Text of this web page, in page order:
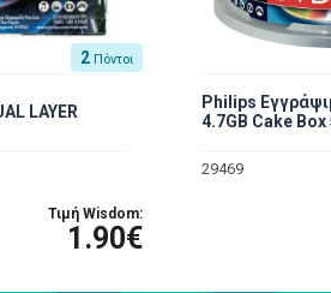
2 Πόντοι
LAYER
Τιμή Wisdom:
1.90€
Philips
4.7GB Cake Box
29469